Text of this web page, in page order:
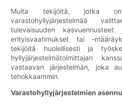
Muita tekijöitä, jotka on
varastohyllyjärjestelmää
tulevaisuuden
erityisvaatimukset tai -
tekijöitä huolellisesti ja
hyllyjärjestelmätoimittajan
vastaavan järjestelmän, joka
tehokkaammin.
Varastohyllyjärjestelmien